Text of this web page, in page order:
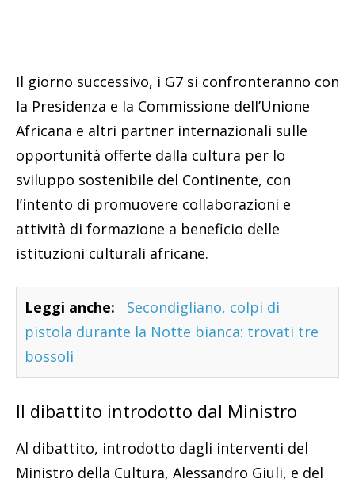
Il giorno successivo, i G7 si confronteranno con
la Presidenza e la Commissione dell’Unione
Africana e altri partner internazionali sulle
opportunità offerte dalla cultura per lo
sviluppo sostenibile del Continente, con
l’intento di promuovere collaborazioni e
attività di formazione a beneficio delle
istituzioni culturali africane.
Leggi anche:
Secondigliano, colpi di
pistola durante la Notte bianca: trovati tre
bossoli
Il dibattito introdotto dal Ministro
Al dibattito, introdotto dagli interventi del
Ministro della Cultura, Alessandro Giuli, e del